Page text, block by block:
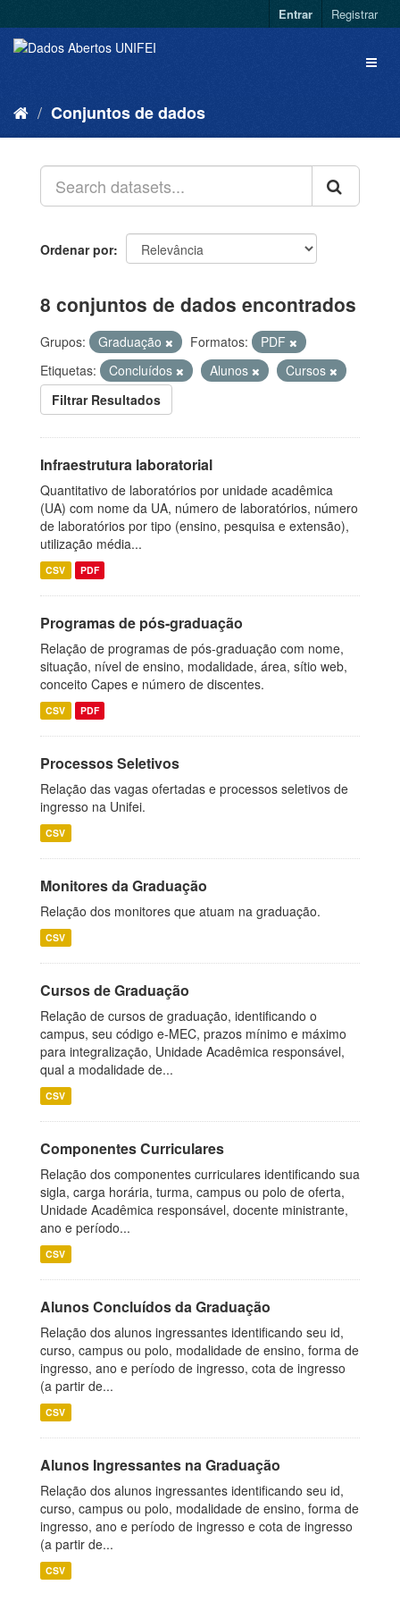
Entrar Registrar
Conjuntos de dados
Ordenar por
8 conjuntos de dados encontrados
Grupos: Graduação Formatos:
PDF
Etiquetas:
Concluídos Alunos
Cursos
Filtrar Resultados
Infraestrutura laboratorial
Quantitativo de laboratórios por unidade acadêmica
(UA) com nome da UA, número de laboratórios, número
de laboratórios por tipo (ensino, pesquisa e extensão),
utilização média...
CSV PDF
Programas de pós-graduação
Relação de programas de pós-graduação com nome,
situação, nível de ensino, modalidade, área, sítio web,
conceito Capes e número de discentes.
CSV PDF
Processos Seletivos
Relação das vagas ofertadas e processos seletivos de
ingresso na Unifei.
CSV
Monitores da Graduação
Relação dos monitores que atuam na graduação.
CSV
Cursos de Graduação
Relação de cursos de graduação, identificando o
campus, seu código e-MEC, prazos mínimo e máximo
para integralização, Unidade Acadêmica responsável,
qual a modalidade de...
CSV
Componentes Curriculares
Relação dos componentes curriculares identificando sua
sigla, carga horária, turma, campus ou polo de oferta,
Unidade Acadêmica responsável, docente ministrante,
ano e período...
CSV
Alunos Concluídos da Graduação
Relação dos alunos ingressantes identificando seu id,
curso, campus ou polo, modalidade de ensino, forma de
ingresso, ano e período de ingresso, cota de ingresso
(a partir de...
CSV
Alunos Ingressantes na Graduação
Relação dos alunos ingressantes identificando seu id,
curso, campus ou polo, modalidade de ensino, forma de
ingresso, ano e período de ingresso e cota de ingresso
(a partir de...
CSV